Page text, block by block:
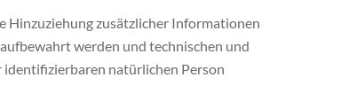
Hinzuziehung zusätzlicher Informationen
werden und technischen und
natürlichen Person